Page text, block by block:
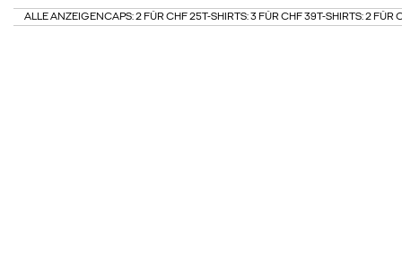
ALLE ANZEIGENCAPS: 2 FÜR CHF 25T-SHIRTS: 3 FÜR CHF 39T-SHIRTS: 2 FÜR